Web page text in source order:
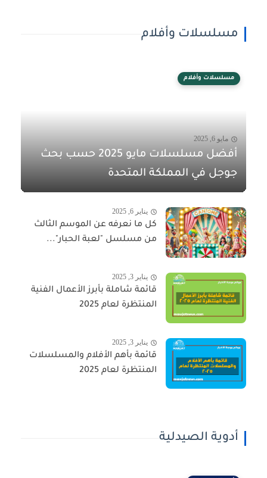
مسلسلات وأفلام
مسلسلات وأفلام
مايو 6, 2025
أفضل مسلسلات مايو 2025 حسب بحث
جوجل في المملكة المتحدة
يناير 6, 2025
كل ما نعرفه عن الموسم الثالث
من مسلسل "لعبة الحبار"...
يناير 3, 2025
قائمة شاملة بأبرز الأعمال الفنية
المنتظرة لعام 2025
يناير 3, 2025
قائمة بأهم الأفلام والمسلسلات
المنتظرة لعام 2025
أدوية الصيدلية